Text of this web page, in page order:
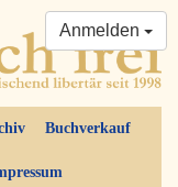
Buchverkauf
Anmelden